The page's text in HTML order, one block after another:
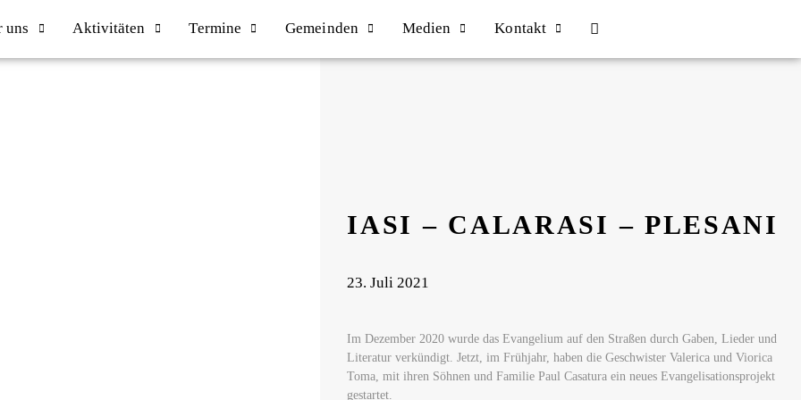
uns Aktivitäten Termine Gemeinden Medien Kontakt
IASI – CALARASI – PLESANI
23. Juli 2021
Im Dezember 2020 wurde das Evangelium auf den Straßen durch Gaben, Lieder und
Literatur verkündigt. Jetzt, im Frühjahr, haben die Geschwister Valerica und Viorica
Toma, mit ihren Söhnen und Familie Paul Casatura ein neues Evangelisationsprojekt
gestartet.